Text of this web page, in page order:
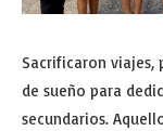
Sacrificaron viajes,
de sueño para
secundarios.